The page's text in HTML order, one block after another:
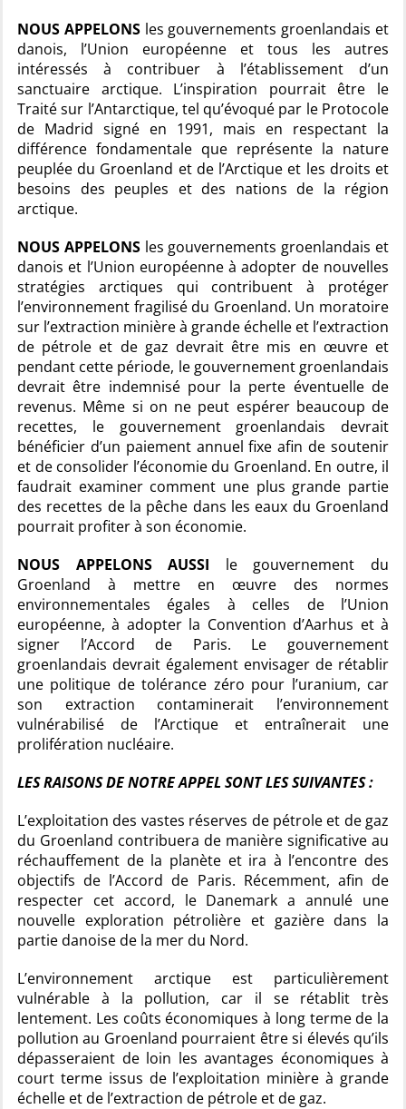
NOUS APPELONSles gouvernements groenlandais et
danois, l’Union européenne et tous les autres
intéressés à contribuer à l’établissement d’un
sanctuaire arctique. L’inspiration pourrait être le
Traité sur l’Antarctique, tel qu’évoqué par le Protocole
de Madrid signé en 1991, mais en respectant la
différence fondamentale que représente la nature
peuplée du Groenland et de l’Arctique et les droits et
besoins des peuples et des nations de la région
arctique.
NOUS APPELONSles gouvernements groenlandais et
danois et l’Union européenne à adopter de nouvelles
stratégies arctiques qui contribuent à protéger
l’environnement fragilisé du Groenland. Un moratoire
sur l’extraction minière à grande échelle et l’extraction
de pétrole et de gaz devrait être mis en œuvre et
pendant cette période, le gouvernement groenlandais
devrait être indemnisé pour la perte éventuelle de
revenus. Même si on ne peut espérer beaucoup de
recettes, le gouvernement groenlandais devrait
bénéficier d’un paiement annuel fixe afin de soutenir
et de consolider l’économie du Groenland. En outre, il
faudrait examiner comment une plus grande partie
des recettes de la pêche dans les eaux du Groenland
pourrait profiter à son économie.
NOUS APPELONS AUSSI le gouvernement du
Groenland à mettre en œuvre des normes
environnementales égales à celles de l’Union
européenne, à adopter la Convention d’Aarhus et à
signer l’Accord de Paris. Le gouvernement
groenlandais devrait également envisager de rétablir
une politique de tolérance zéro pour l’uranium, car
son extraction contaminerait l’environnement
vulnérabilisé de l’Arctique et entraînerait une
prolifération nucléaire.
LES RAISONS DE NOTRE APPEL SONT LES SUIVANTES :
L’exploitation des vastes réserves de pétrole et de gaz
du Groenland contribuera de manière significative au
réchauffement de la planète et ira à l’encontre des
objectifs de l’Accord de Paris. Récemment, afin de
respecter cet accord, le Danemark a annulé une
nouvelle exploration pétrolière et gazière dans la
partie danoise de la mer du Nord.
L’environnement arctique est particulièrement
vulnérable à la pollution, car il se rétablit très
lentement. Les coûts économiques à long terme de la
pollution au Groenland pourraient être si élevés qu’ils
dépasseraient de loin les avantages économiques à
court terme issus de l’exploitation minière à grande
échelle et de l’extraction de pétrole et de gaz.